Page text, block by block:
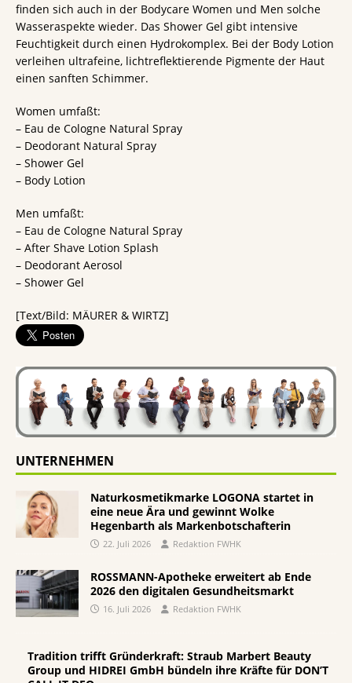
finden sich auch in der Bodycare Women und Men solche
Wasseraspekte wieder. Das Shower Gel gibt intensive
Feuchtigkeit durch einen Hydrokomplex. Bei der Body Lotion
verleihen ultrafeine, lichtreflektierende Pigmente der Haut
einen sanften Schimmer.
Women umfaßt:
– Eau de Cologne Natural Spray
– Deodorant Natural Spray
– Shower Gel
– Body Lotion
Men umfaßt:
– Eau de Cologne Natural Spray
– After Shave Lotion Splash
– Deodorant Aerosol
– Shower Gel
[Text/Bild: MÄURER & WIRTZ]
UNTERNEHMEN
Naturkosmetikmarke LOGONA startet in
eine neue Ära und gewinnt Wolke
Hegenbarth als Markenbotschafterin
22. Juli 2026 Redaktion FWHK
ROSSMANN-Apotheke erweitert ab Ende
2026 den digitalen Gesundheitsmarkt
16. Juli 2026 Redaktion FWHK
Tradition trifft Gründerkraft: Straub Marbert Beauty
Group und HIDREI GmbH bündeln ihre Kräfte für DON’T